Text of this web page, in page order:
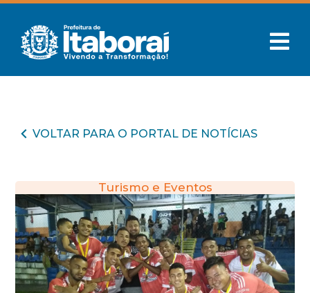
VOLTAR PARA O PORTAL DE NOTÍCIAS
Turismo e Eventos